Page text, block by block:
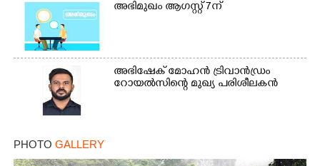
അഭിമുഖം ആഗസ്റ്റ് 7ന്
അഭിഷേക് മോഹൻ ട്രിവാൻഡ്രം
റോയൽസിന്റെ മുഖ്യ പരിശീലകൻ
PHOTO GALLERY
Copy Link